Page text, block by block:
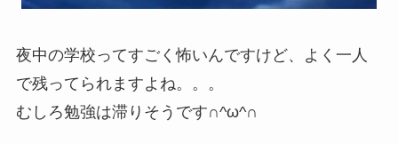
夜中の学校ってすごく怖いんですけど、よく一人
で残ってられますよね。。。
むしろ勉強は滞りそうです∩^ω^∩